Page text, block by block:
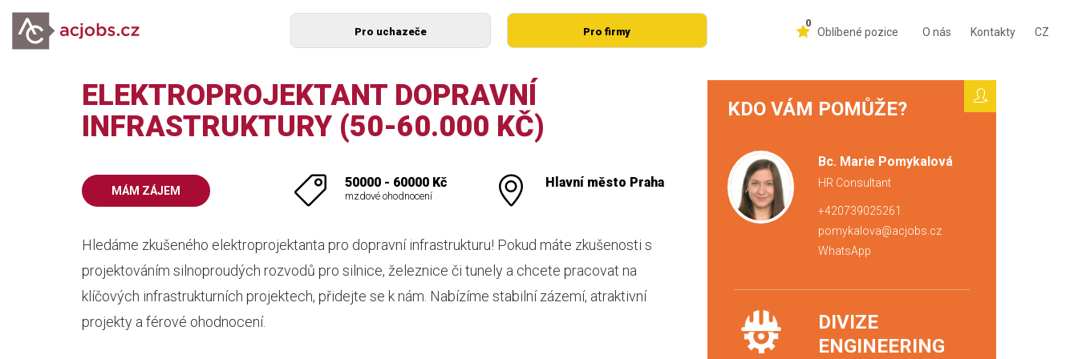
Pro uchazeče Pro firmy
0
Oblíbené pozice O nás Kontakty CZ
ELEKTROPROJEKTANT DOPRAVNÍ
INFRASTRUKTURY (50-60.000 KČ)
MÁM ZÁJEM
50000 - 60000 Kč
mzdové ohodnocení
Hlavní město Praha
Hledáme zkušeného elektroprojektanta pro dopravní infrastrukturu! Pokud máte zkušenosti s
projektováním silnoproudých rozvodů pro silnice, železnice či tunely a chcete pracovat na
klíčových infrastrukturních projektech, přidejte se k nám. Nabízíme stabilní zázemí, atraktivní
projekty a férové ohodnocení.
KDO VÁM POMŮŽE?
Bc. Marie Pomykalová
HR Consultant
+420739025261
pomykalova@acjobs.cz
WhatsApp
DIVIZE
ENGINEERING